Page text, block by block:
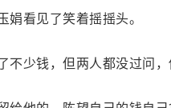
看见了笑着摇摇头。
少钱，但两人都没过问，